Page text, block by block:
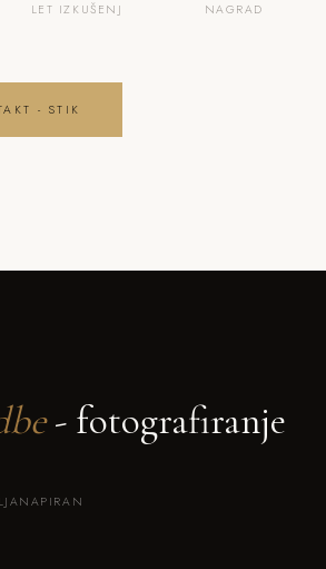
LET IZKUŠENJ NAGRAD
- STIK
- fotografiranje
PIRAN